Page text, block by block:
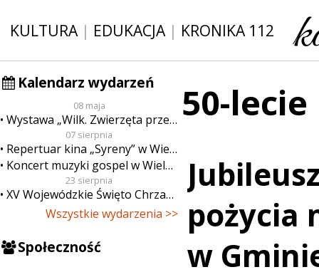
KULTURA| EDUKACJA| KRONIKA 112
Kalendarz wydarzeń
08 maja
Wystawa „Wilk. Zwierzęta przeklęte”
07 sierpnia
Repertuar kina „Syreny” w Wieluniu w dn. od 7 do 13 sierpnia
Koncert muzyki gospel w Wieluniu
23 sierpnia
XV Wojewódzkie Święto Chrzanu
Wszystkie wydarzenia >>
Społeczność
50-lecie
pożycia
w